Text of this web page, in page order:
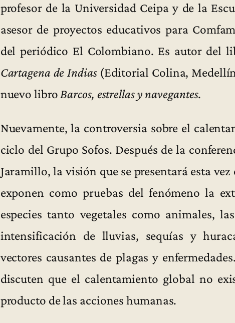
profesor de la Universidad Ceipa y de la
asesor de proyectos educativos para
del periódico El Colombiano. Es autor del
Cartagena de Indias(Editorial Colina,
nuevo libro Barcos, estrellas y navegantes.
Nuevamente, la controversia sobre el
ciclo del Grupo Sofos. Después de la
Jaramillo, la visión que se presentará esta
exponen como pruebas del fenómeno la
especies tanto vegetales como animales,
intensificación de lluvias, sequías y
vectores causantes de plagas y
discuten que el calentamiento global no
producto de las acciones humanas.